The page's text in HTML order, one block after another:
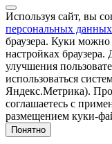
Используя сайт, вы
персональных данных
браузера. Куки
настройках
улучшения
использоваться
Яндекс.Метрика).
соглашаетесь с
размещением куки-
Понятно